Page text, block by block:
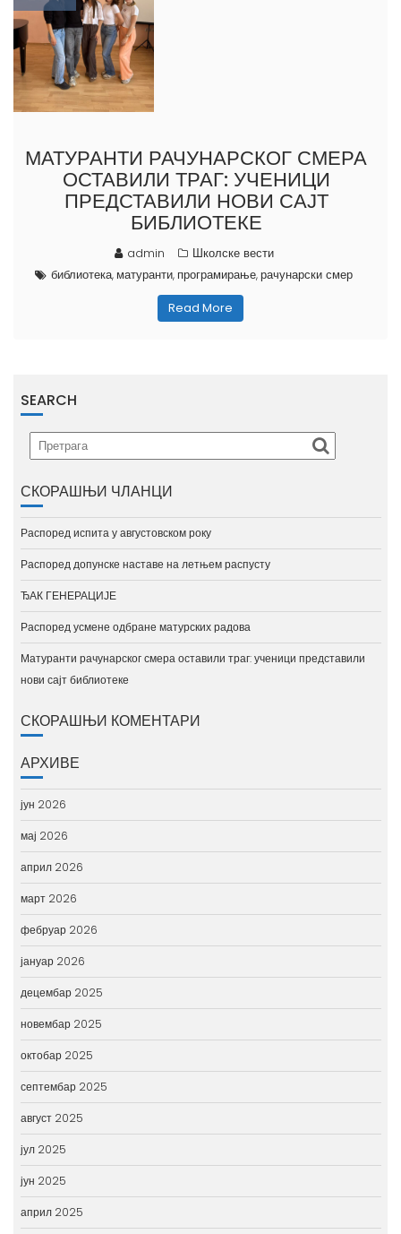
МАТУРАНТИ РАЧУНАРСКОГ СМЕРА
ОСТАВИЛИ ТРАГ: УЧЕНИЦИ
ПРЕДСТАВИЛИ НОВИ САЈТ
БИБЛИОТЕКЕ
admin
Школске вести
библиотека, матуранти, програмирање,рачунарски смер
Read More
SEARCH
СКОРАШЊИ ЧЛАНЦИ
Распоред испита у августовском року
Распоред допунске наставе на летњем распусту
ЂАК ГЕНЕРАЦИЈЕ
Распоред усмене одбране матурских радова
Матуранти рачунарског смера оставили траг: ученици представили
нови сајт библиотеке
СКОРАШЊИ КОМЕНТАРИ
АРХИВЕ
јун 2026
мај 2026
април 2026
март 2026
фебруар 2026
јануар 2026
децембар 2025
новембар 2025
октобар 2025
септембар 2025
август 2025
јул 2025
јун 2025
април 2025